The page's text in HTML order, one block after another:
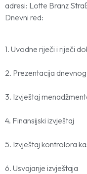
adresi: Lotte Branz
Dnevni red:
1. Uvodne riječi i riječi
2. Prezentacija
3. Izvještaj
4. Finansijski izvještaj
5. Izvještaj kontrolora
6. Usvajanje izvještaja